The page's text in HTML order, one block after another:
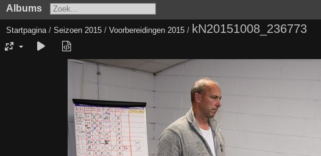
Albums
Startpagina/ Seizoen 2015 / Voorbereidingen 2015 / kN20151008_236773